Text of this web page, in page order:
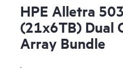
HPE Alletra
(21x6TB) Dual
Array Bundle